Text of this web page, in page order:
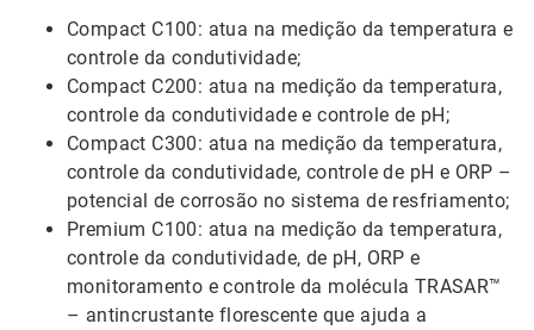
Compact C100: atua na medição da temperatura e
controle da condutividade;
Compact C200: atua na medição da temperatura,
controle da condutividade e controle de pH;
Compact C300: atua na medição da temperatura,
controle da condutividade, controle de pH e ORP –
potencial de corrosão no sistema de resfriamento;
Premium C100: atua na medição da temperatura,
controle da condutividade, de pH, ORP e
monitoramento e controle da molécula TRASAR™
– antincrustante florescente que ajuda a